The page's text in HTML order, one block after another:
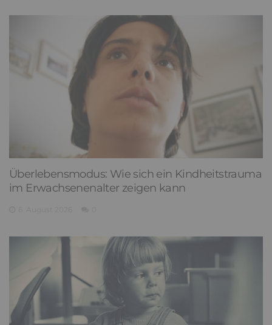
Überlebensmodus: Wie sich ein Kindheitstrauma
im Erwachsenenalter zeigen kann